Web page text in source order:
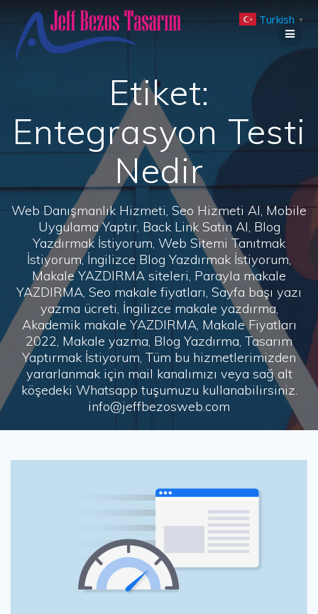
to
Etiket:
Entegrasyon Testi
Nedir
Web Danışmanlık Hizmeti, Seo Hizmeti Al, Mobile
Uygulama Yaptır, Back Link Satın Al, Blog
Yazdırmak İstiyorum, Web Sitemi Tanıtmak
İstiyorum, İngilizce Blog Yazdırmak İstiyorum,
Makale YAZDIRMA siteleri, Parayla makale
YAZDIRMA, Seo makale fiyatları, Sayfa başı yazı
yazma ücreti, İngilizce makale yazdırma,
Akademik makale YAZDIRMA, Makale Fiyatları
2022, Makale yazma, Blog Yazdırma, Tasarım
Yaptırmak İstiyorum, Tüm bu hizmetlerimizden
yararlanmak için mail kanalımızı veya sağ alt
köşedeki Whatsapp tuşumuzu kullanabilirsiniz.
info@jeffbezosweb.com
Turkish ▼